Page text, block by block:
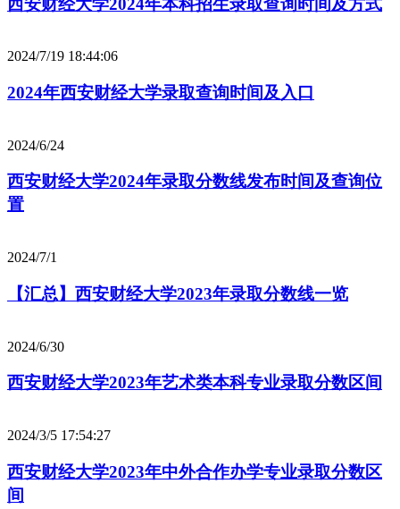
2024/7/19 18:44:06
2024年西安财经大学录取查询时间及入口
2024/6/24
西安财经大学2024年录取分数线发布时间及查询位
置
2024/7/1
【汇总】西安财经大学2023年录取分数线一览
2024/6/30
西安财经大学2023年艺术类本科专业录取分数区间
2024/3/5 17:54:27
西安财经大学2023年中外合作办学专业录取分数区
间